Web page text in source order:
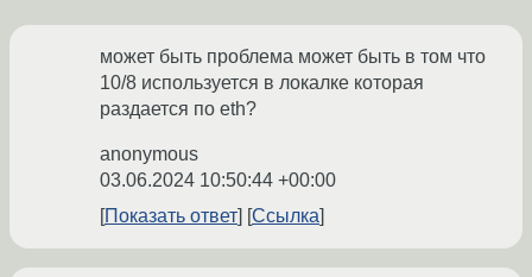
может быть проблема может быть в том что
10/8 используется в локалке которая
раздается по eth?
anonymous
03.06.2024 10:50:44 +00:00
Показать ответ
Ссылка